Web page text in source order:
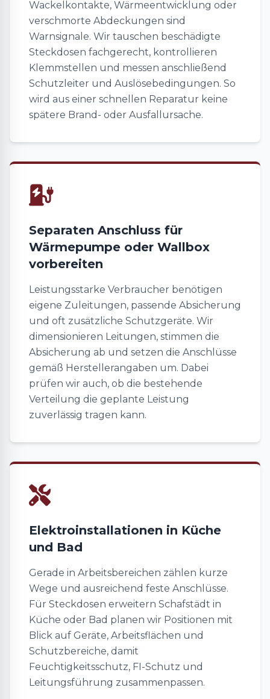
Wackelkontakte, Wärmeentwicklung oder
verschmorte Abdeckungen sind
Warnsignale. Wir tauschen beschädigte
Steckdosen fachgerecht, kontrollieren
Klemmstellen und messen anschließend
Schutzleiter und Auslösebedingungen. So
wird aus einer schnellen Reparatur keine
spätere Brand- oder Ausfallursache.
Separaten Anschluss für
Wärmepumpe oder Wallbox
vorbereiten
Leistungsstarke Verbraucher benötigen
eigene Zuleitungen, passende Absicherung
und oft zusätzliche Schutzgeräte. Wir
dimensionieren Leitungen, stimmen die
Absicherung ab und setzen die Anschlüsse
gemäß Herstellerangaben um. Dabei
prüfen wir auch, ob die bestehende
Verteilung die geplante Leistung
zuverlässig tragen kann.
Elektroinstallationen in Küche
und Bad
Gerade in Arbeitsbereichen zählen kurze
Wege und ausreichend feste Anschlüsse.
Für Steckdosen erweitern Schafstädt in
Küche oder Bad planen wir Positionen mit
Blick auf Geräte, Arbeitsflächen und
Schutzbereiche, damit
Feuchtigkeitsschutz, FI-Schutz und
Leitungsführung zusammenpassen.